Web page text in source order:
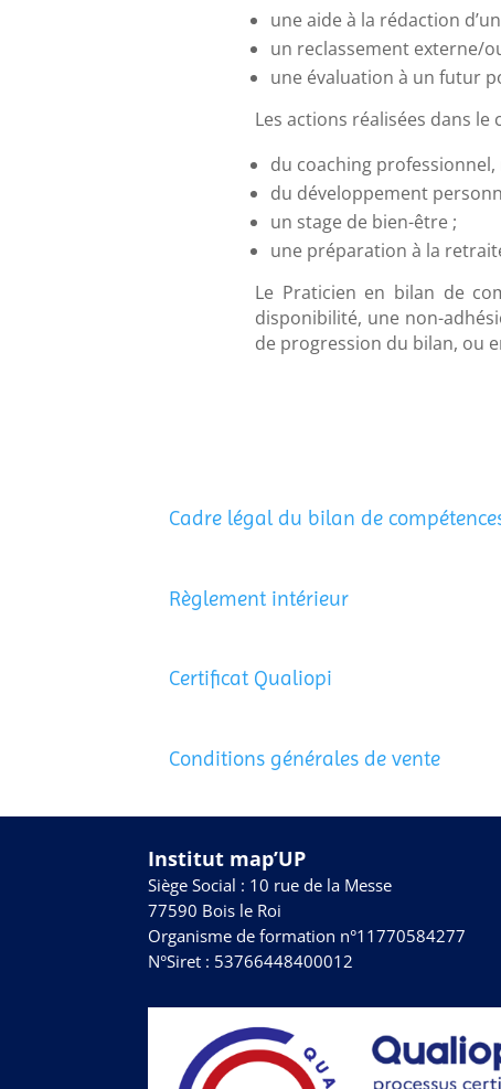
une aide à la rédaction
un reclassement externe/
une évaluation à un futur
Les actions réalisées dans le
du coaching
du développement
un stage de bien-être ;
une préparation à la
Le Praticien en bilan de
disponibilité, une non-
de progression du bilan, ou
Cadre légal du bilan de
Règlement intérieur
Certificat Qualiopi
Conditions générales de vente
Institut map’UP
Siège Social : 10 rue de la Messe
77590 Bois le Roi
Organisme de formation n°11770584277
N°Siret : 53766448400012